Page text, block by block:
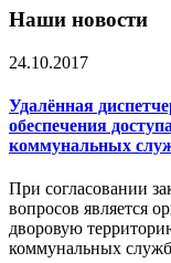
Наши новости
24.10.2017
Удалённая
обеспечения
коммунальных
При согласовании
вопросов является
дворовую
коммунальных